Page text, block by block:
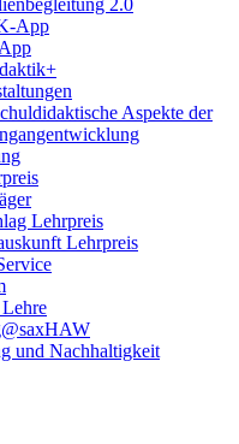
App
Aspekte der
Lehrpreis
Lehrpreis
und Nachhaltigkeit